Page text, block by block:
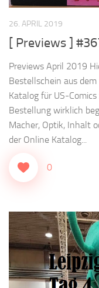
26. APRIL 2019
[ Previews ]
Previews April 2019
Bestellschein aus
Katalog für US-
Bestellung wirklich
Macher, Optik, Inhalt
der Online Katalog...
0